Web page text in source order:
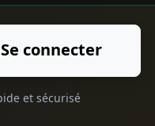
Se connecter
et sécurisé